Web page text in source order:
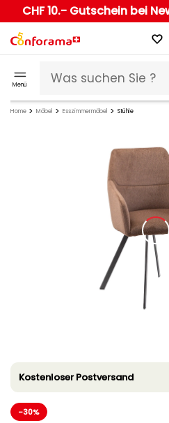
CHF 10.- Gutschein bei
Menü
Home Möbel Esszimmermöbel Stühle
Kostenloser Postversand
-30%